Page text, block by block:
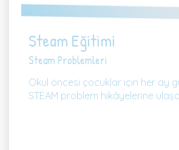
Steam Eğitimi
Steam Problemleri
Okul öncesi çocuklar için her ay
STEAM problem hikâyelerine